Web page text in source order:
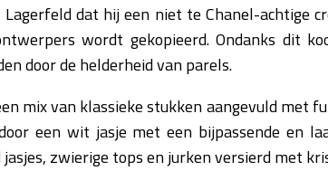
dat hij een niet te Chanel-achtige
wordt gekopieerd. Ondanks dit
door de helderheid van parels.
mix van klassieke stukken aangevuld met
een wit jasje met een bijpassende en
zwierige tops en jurken versierd met